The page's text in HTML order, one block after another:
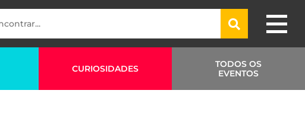
CURIOSIDADES
TODOS OS
EVENTOS